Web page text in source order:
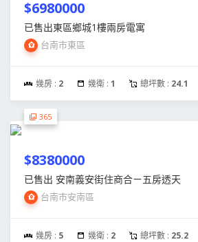
$6980000
已售出東區鄉城1樓兩房電寓
台南市東區
幾房 : 2 幾衛 : 1 總坪數 : 24.1
365
$8380000
已售出 安南義安街住商合ㄧ五房透天
台南市安南區
幾房 : 5 幾衛 : 2 總坪數 : 25.2